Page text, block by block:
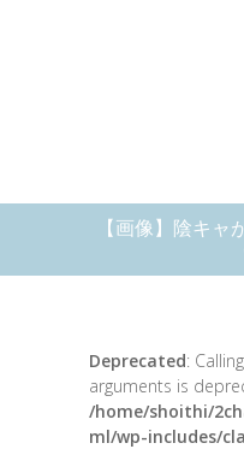
【画像】陰キ
Deprecated:
arguments is
/home/shoithi/
ml/wp-includes/